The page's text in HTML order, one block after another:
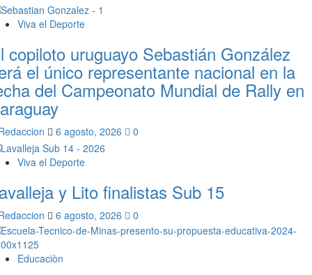
Viva el Deporte
copiloto uruguayo Sebastián González
el único representante nacional en la
del Campeonato Mundial de Rally en
6 agosto, 2026 0
Viva el Deporte
y Lito finalistas Sub 15
6 agosto, 2026 0
Educaciòn